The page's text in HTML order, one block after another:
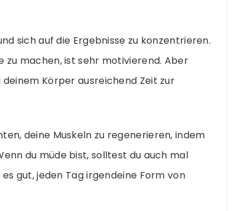
sich auf die Ergebnisse zu konzentrieren.
zu machen, ist sehr motivierend. Aber
Körper ausreichend Zeit zur
deine Muskeln zu regenerieren, indem
du müde bist, solltest du auch mal
gut, jeden Tag irgendeine Form von